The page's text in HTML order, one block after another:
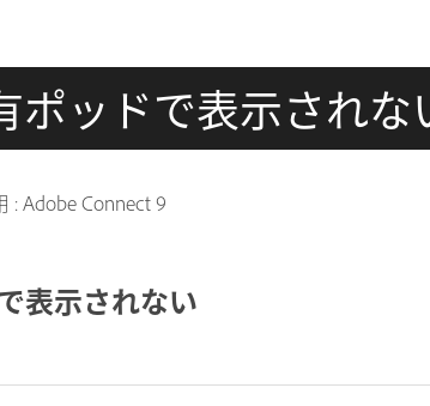
ポッドで表示されな
: Adobe Connect 9
表示されない